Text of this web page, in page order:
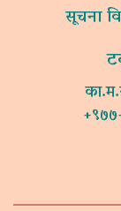
सूचना